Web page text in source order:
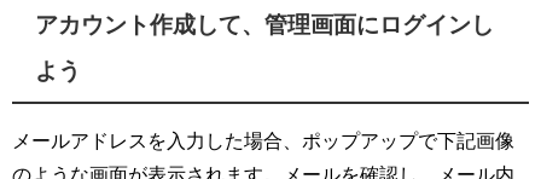
アカウント作成して、管理画面にログインし
よう
メールアドレスを入力した場合、ポップアップで下記画像
のような画面が表示されます。メールを確認し、メール内